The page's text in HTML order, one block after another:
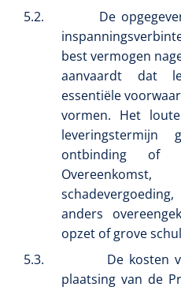
Metzenbaum schaar TUC
5.2.
De
best vermogen
aanvaardt dat
essentiële
vormen. Het
ontbinding of
anders
opzet of grove
5.3.
De kosten
plaatsing van de